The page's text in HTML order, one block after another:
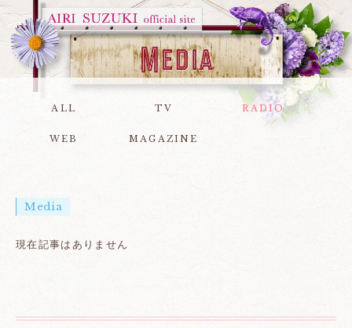
ALL TV RADIO
WEB MAGAZINE
Media
現在記事はありません